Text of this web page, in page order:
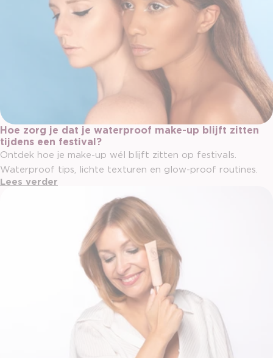
Hoe zorg je dat je waterproof make-up blijft zitten
tijdens een festival?
Ontdek hoe je make-up wél blijft zitten op festivals.
Waterproof tips, lichte texturen en glow-proof routines.
Lees verder